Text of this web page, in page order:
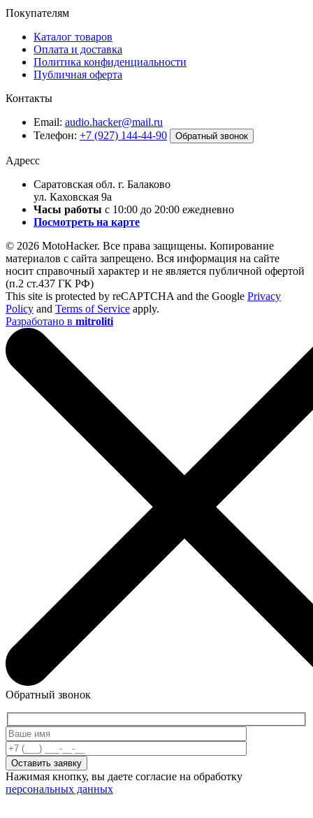
Покупателям
Каталог товаров
Оплата и доставка
Политика конфиденциальности
Публичная оферта
Контакты
Email: audio.hacker@mail.ru
Телефон: +7 (927) 144-44-90 Обратный звонок
Адресс
Саратовская обл. г. Балаково
ул. Каховская 9а
Часы работы с 10:00 до 20:00 ежедневно
Посмотреть на карте
© 2026 MotoHacker. Все права защищены. Копирование
материалов с сайта запрещено. Вся информация на сайте
носит справочный характер и не является публичной офертой
(п.2 ст.437 ГК РФ)
This site is protected by reCAPTCHA and the Google Privacy
Policy and Terms of Service apply.
Разработано в mitroliti
Обратный звонок
Нажимая кнопку, вы даете согласие на обработку
персональных данных